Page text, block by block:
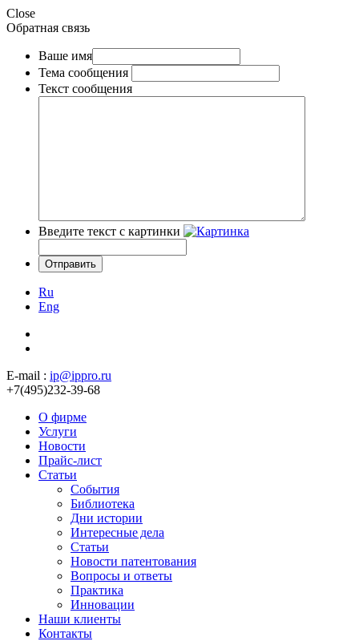
Close
Обратная связь
Ваше имя
Тема сообщения
Текст сообщения
Введите текст с картинки
Ru
Eng
E-mail : ip@ippro.ru
+7(495)232-39-68
О фирме
Услуги
Новости
Прайс-лист
Статьи
События
Библиотека
Дни истории
Интересные дела
Статьи
Новости патентования
Вопросы и ответы
Практика
Инновации
Наши клиенты
Контакты